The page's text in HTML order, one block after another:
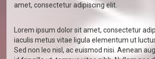
amet, consectetur adipiscing elit.
Lorem ipsum dolor sit amet, consectetur
iaculis metus vitae ligula elementum ut
Sed non leo nisl, ac euismod nisi. Aenean